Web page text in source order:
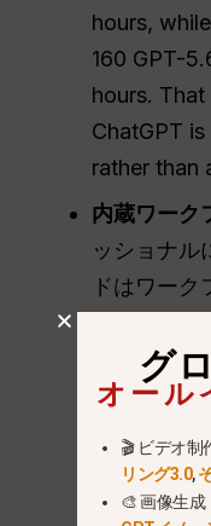
hours,
160 GPT-
hours.
ChatGPT
rather than
内蔵ワーク
ッショナル
ドはワー
ChatGPT
はなく、再
じられま
をスケジ
ら管理で
グ
オール
🎬 ビデオ制
リング3.0,
🎨 画像生